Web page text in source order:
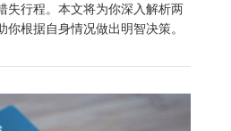
失行程。本文将为你深入解析两
根据自身情况做出明智决策。